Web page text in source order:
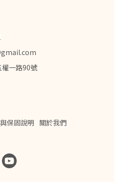
一路90號
保固說明 關於我們